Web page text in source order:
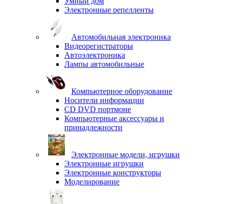
Электронные репелленты
Автомобильная электроника
Видеорегистраторы
Автоэлектроника
Лампы автомобильные
Компьютерное оборудование
Носители информации
CD DVD портмоне
Компьютерные аксессуары и
принадлежности
Электронные модели, игрушки
Электронные игрушки
Электронные конструкторы
Моделирование